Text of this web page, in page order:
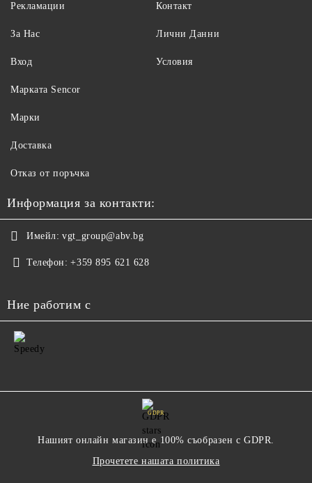
Рекламации
За Нас
Вход
Контакт
Лични Данни
Условия
Maрката Sencor
Марки
Доставка
Отказ от поръчка
Информация за контакти:
Имейл: vgt_group@abv.bg
Телефон: +359 895 621 628
Ние работим с
GDPR
Нашият онлайн магазин е 100% съобразен с GDPR.
Прочетете нашата политика